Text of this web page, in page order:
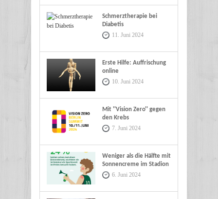
Schmerztherapie bei
Diabetis
11. Juni 2024
Erste Hilfe: Auffrischung
online
10. Juni 2024
Mit ''Vision Zero'' gegen
den Krebs
7. Juni 2024
Weniger als die Hälfte mit
Sonnencreme im Stadion
6. Juni 2024